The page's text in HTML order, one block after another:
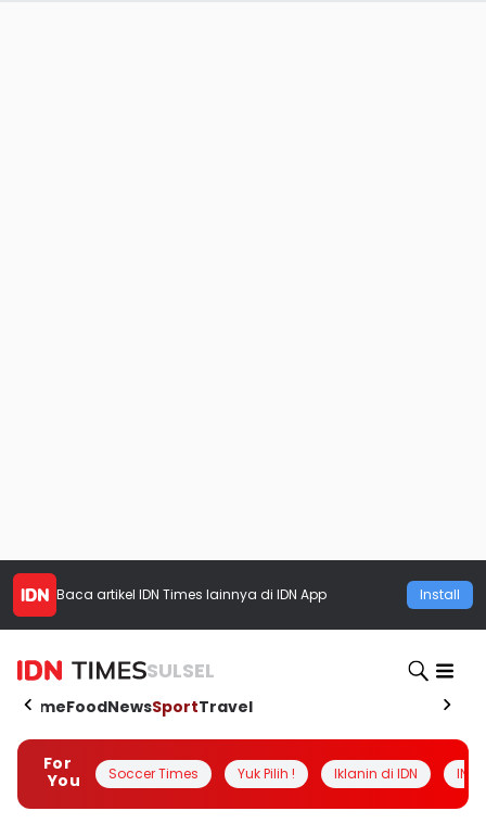
Baca artikel IDN Times lainnya di IDN App Install
SULSEL
HomeFoodNewsSportTravel
For
You
Soccer Times Yuk Pilih ! Iklanin di IDN